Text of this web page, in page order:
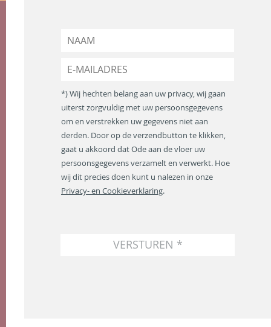
N
m
m
a
i
l
a
d
r
e
s
*
*) Wij hechten belang aan uw privacy, wij gaan
uiterst zorgvuldig met uw persoonsgegevens
om en verstrekken uw gegevens niet aan
derden. Door op de verzendbutton te klikken,
gaat u akkoord dat Ode aan de vloer uw
persoonsgegevens verzamelt en verwerkt. Hoe
wij dit precies doen kunt u nalezen in onze
Privacy- en Cookieverklaring.
VERSTUREN *